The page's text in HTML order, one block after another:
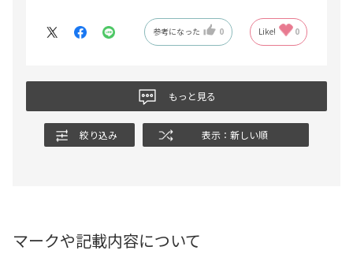
参考になった 0 Like! 0
もっと見る
絞り込み 表示：新しい順
マークや記載内容について